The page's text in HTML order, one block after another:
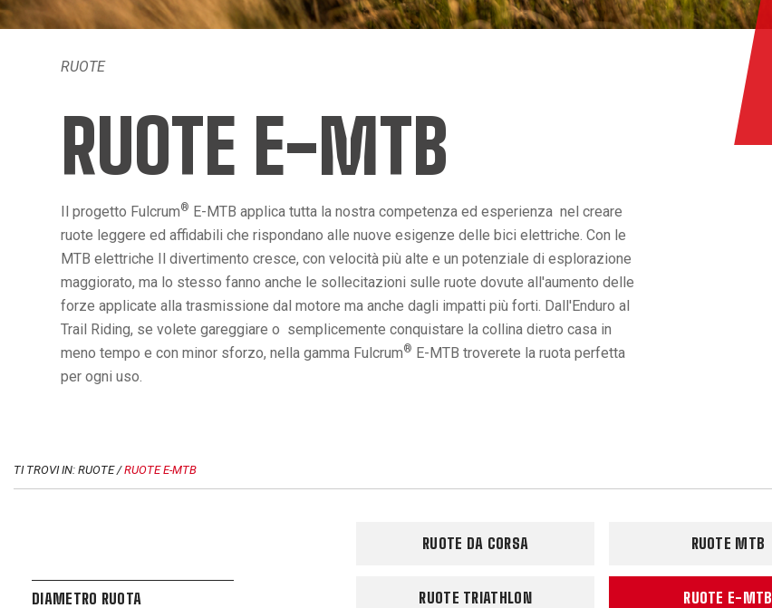
RUOTE
RUOTE E-MTB
Il progetto Fulcrum® E-MTB applica tutta la nostra competenza ed esperienza nel creare
ruote leggere ed affidabili che rispondano alle nuove esigenze delle bici elettriche. Con le
MTB elettriche Il divertimento cresce, con velocità più alte e un potenziale di esplorazione
maggiorato, ma lo stesso fanno anche le sollecitazioni sulle ruote dovute all'aumento delle
forze applicate alla trasmissione dal motore ma anche dagli impatti più forti. Dall'Enduro al
Trail Riding, se volete gareggiare o semplicemente conquistare la collina dietro casa in
meno tempo e con minor sforzo, nella gamma Fulcrum® E-MTB troverete la ruota perfetta
per ogni uso.
TI TROVI IN: RUOTE /RUOTE E-MTB
DIAMETRO RUOTA
RUOTE DA CORSA RUOTE MTB
RUOTE TRIATHLON RUOTE E-MTB